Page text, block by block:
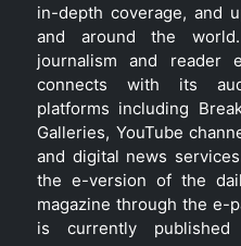
in-depth coverage, and
and around the
journalism and reader
connects with its
platforms including
Galleries, YouTube
and digital news
the e-version of the
magazine through the e-
is currently published